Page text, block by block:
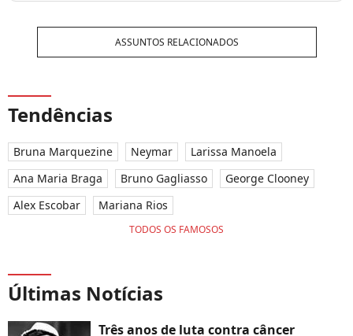
ASSUNTOS RELACIONADOS
Tendências
Bruna Marquezine Neymar
Larissa Manoela
Ana Maria Braga
Bruno Gagliasso
George Clooney
Alex Escobar
Mariana Rios
TODOS OS FAMOSOS
Últimas Notícias
Três anos de luta contra câncer